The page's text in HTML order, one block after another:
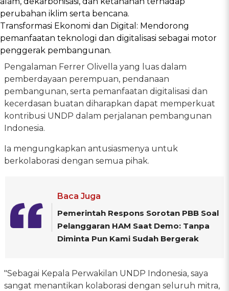
perubahan iklim serta bencana.
Transformasi Ekonomi dan Digital: Mendorong
pemanfaatan teknologi dan digitalisasi sebagai motor
penggerak pembangunan.
Pengalaman Ferrer Olivella yang luas dalam
pemberdayaan perempuan, pendanaan
pembangunan, serta pemanfaatan digitalisasi dan
kecerdasan buatan diharapkan dapat memperkuat
kontribusi UNDP dalam perjalanan pembangunan
Indonesia.
Ia mengungkapkan antusiasmenya untuk
berkolaborasi dengan semua pihak.
Baca Juga
Pemerintah Respons Sorotan PBB Soal
Pelanggaran HAM Saat Demo: Tanpa
Diminta Pun Kami Sudah Bergerak
"Sebagai Kepala Perwakilan UNDP Indonesia, saya
sangat menantikan kolaborasi dengan seluruh mitra,